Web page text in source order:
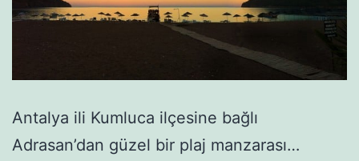
Antalya ili Kumluca ilçesine bağlı
Adrasan’dan güzel bir plaj manzarası…